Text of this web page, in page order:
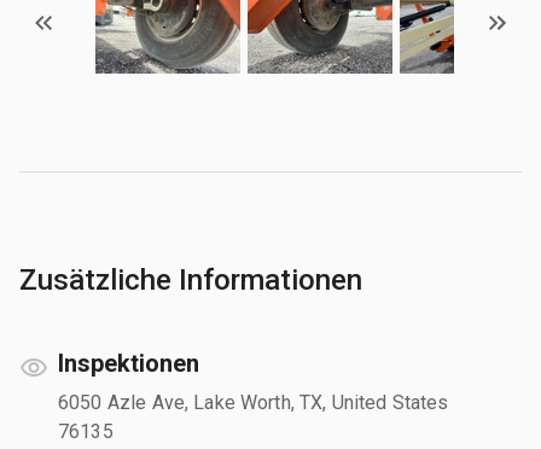
Zusätzliche Informationen
Inspektionen
6050 Azle Ave, Lake Worth, TX, United States
76135